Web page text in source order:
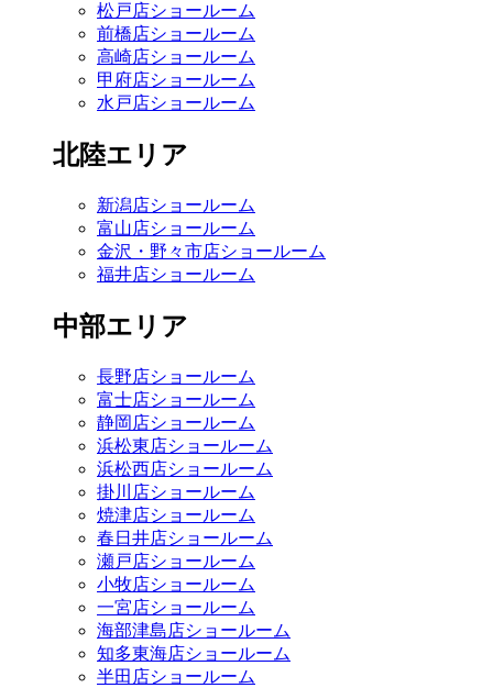
松戸店ショールーム
前橋店ショールーム
高崎店ショールーム
甲府店ショールーム
水戸店ショールーム
北陸エリア
新潟店ショールーム
富山店ショールーム
金沢・野々市店ショールーム
福井店ショールーム
中部エリア
長野店ショールーム
富士店ショールーム
静岡店ショールーム
浜松東店ショールーム
浜松西店ショールーム
掛川店ショールーム
焼津店ショールーム
春日井店ショールーム
瀬戸店ショールーム
小牧店ショールーム
一宮店ショールーム
海部津島店ショールーム
知多東海店ショールーム
半田店ショールーム